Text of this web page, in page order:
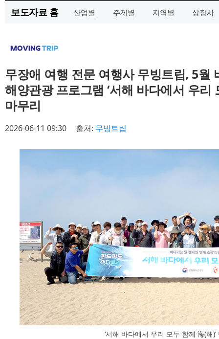
보도자료 홈 산업별 주제별 지역별 상장사
무장애 여행 전문 여행사 무빙트립, 5월
해양관광 프로그램 ‘서해 바다에서 우리
마무리
2026-06-11 09:30 출처: 무빙트립
‘서해 바다에서 우리 모두 함께 海(해